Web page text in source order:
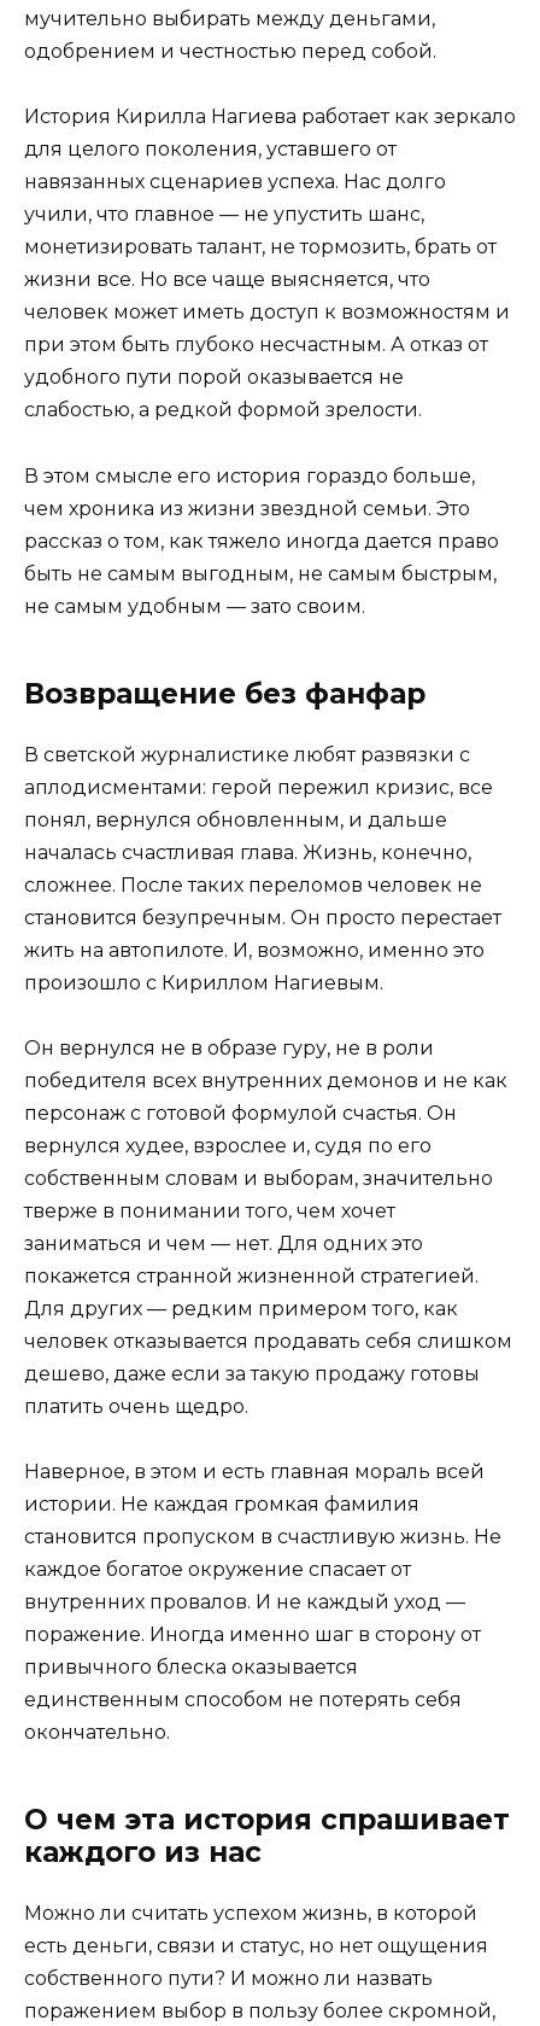
мучительно выбирать между деньгами,
одобрением и честностью перед собой.
История Кирилла Нагиева работает как зеркало
для целого поколения, уставшего от
навязанных сценариев успеха. Нас долго
учили, что главное — не упустить шанс,
монетизировать талант, не тормозить, брать от
жизни все. Но все чаще выясняется, что
человек может иметь доступ к возможностям и
при этом быть глубоко несчастным. А отказ от
удобного пути порой оказывается не
слабостью, а редкой формой зрелости.
В этом смысле его история гораздо больше,
чем хроника из жизни звездной семьи. Это
рассказ о том, как тяжело иногда дается право
быть не самым выгодным, не самым быстрым,
не самым удобным — зато своим.
Возвращение без фанфар
В светской журналистике любят развязки с
аплодисментами: герой пережил кризис, все
понял, вернулся обновленным, и дальше
началась счастливая глава. Жизнь, конечно,
сложнее. После таких переломов человек не
становится безупречным. Он просто перестает
жить на автопилоте. И, возможно, именно это
произошло с Кириллом Нагиевым.
Он вернулся не в образе гуру, не в роли
победителя всех внутренних демонов и не как
персонаж с готовой формулой счастья. Он
вернулся худее, взрослее и, судя по его
собственным словам и выборам, значительно
тверже в понимании того, чем хочет
заниматься и чем — нет. Для одних это
покажется странной жизненной стратегией.
Для других — редким примером того, как
человек отказывается продавать себя слишком
дешево, даже если за такую продажу готовы
платить очень щедро.
Наверное, в этом и есть главная мораль всей
истории. Не каждая громкая фамилия
становится пропуском в счастливую жизнь. Не
каждое богатое окружение спасает от
внутренних провалов. И не каждый уход —
поражение. Иногда именно шаг в сторону от
привычного блеска оказывается
единственным способом не потерять себя
окончательно.
О чем эта история спрашивает
каждого из нас
Можно ли считать успехом жизнь, в которой
есть деньги, связи и статус, но нет ощущения
собственного пути? И можно ли назвать
поражением выбор в пользу более скромной,